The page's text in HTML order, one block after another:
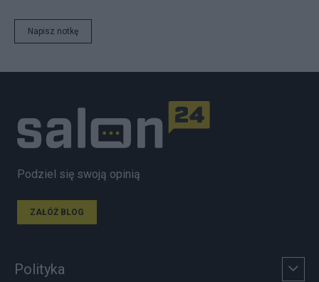
Napisz notkę
Podziel się swoją opinią
ZAŁÓŻ BLOG
Polityka